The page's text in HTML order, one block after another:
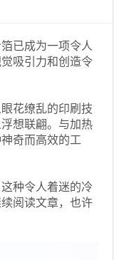
已成为一项令人
吸引力和创造令
花缭乱的印刷技
想联翩。与加热
奇而高效的工
种令人着迷的冷
阅读文章，也许